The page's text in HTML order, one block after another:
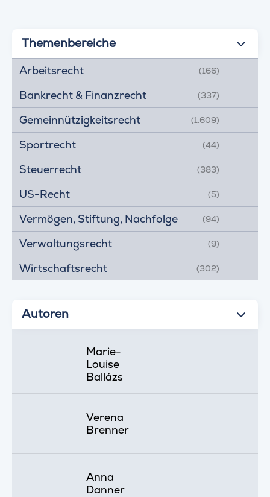
Themenbereiche
Arbeitsrecht (166)
Bankrecht & Finanzrecht (337)
Gemeinnützigkeitsrecht (1.609)
Sportrecht (44)
Steuerrecht (383)
US-Recht (5)
Vermögen, Stiftung, Nachfolge (94)
Verwaltungsrecht (9)
Wirtschaftsrecht (302)
Autoren
Marie-
Louise
Ballázs
Verena
Brenner
Anna
Danner